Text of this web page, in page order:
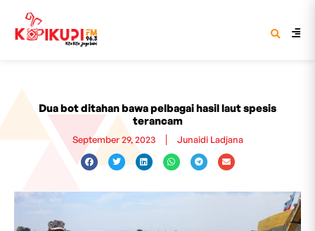
Dua bot ditahan bawa pelbagai hasil laut spesis
terancam
September 29, 2023 Junaidi Ladjana